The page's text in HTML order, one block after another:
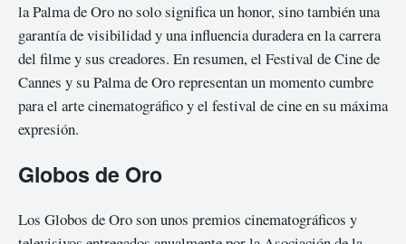
la Palma de Oro no solo significa un honor, sino también una
garantía de visibilidad y una influencia duradera en la carrera
del filme y sus creadores. En resumen, el Festival de Cine de
Cannes y su Palma de Oro representan un momento cumbre
para el arte cinematográfico y el festival de cine en su máxima
expresión.
Globos de Oro
Los Globos de Oro son unos premios cinematográficos y